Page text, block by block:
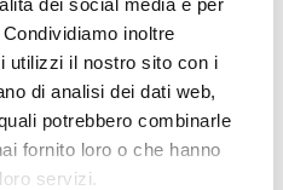
inoltre
utilizzi il nostro sito con i
di analisi dei dati web,
potrebbero combinarle
fornito loro o che hanno
servizi.
Lana
(20% di sconto sul
in tutti i club
Adige -